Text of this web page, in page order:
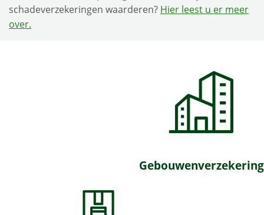
schadeverzekeringen waarderen? Hier leest u er meer
over.
Gebouwenverzekering